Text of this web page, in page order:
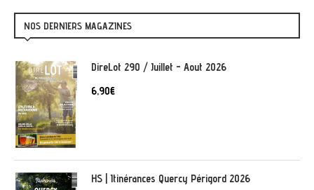
NOS DERNIERS MAGAZINES
DireLot 290 / Juillet - Aout 2026
6,90€
HS | Itinérances Quercy Périgord 2026